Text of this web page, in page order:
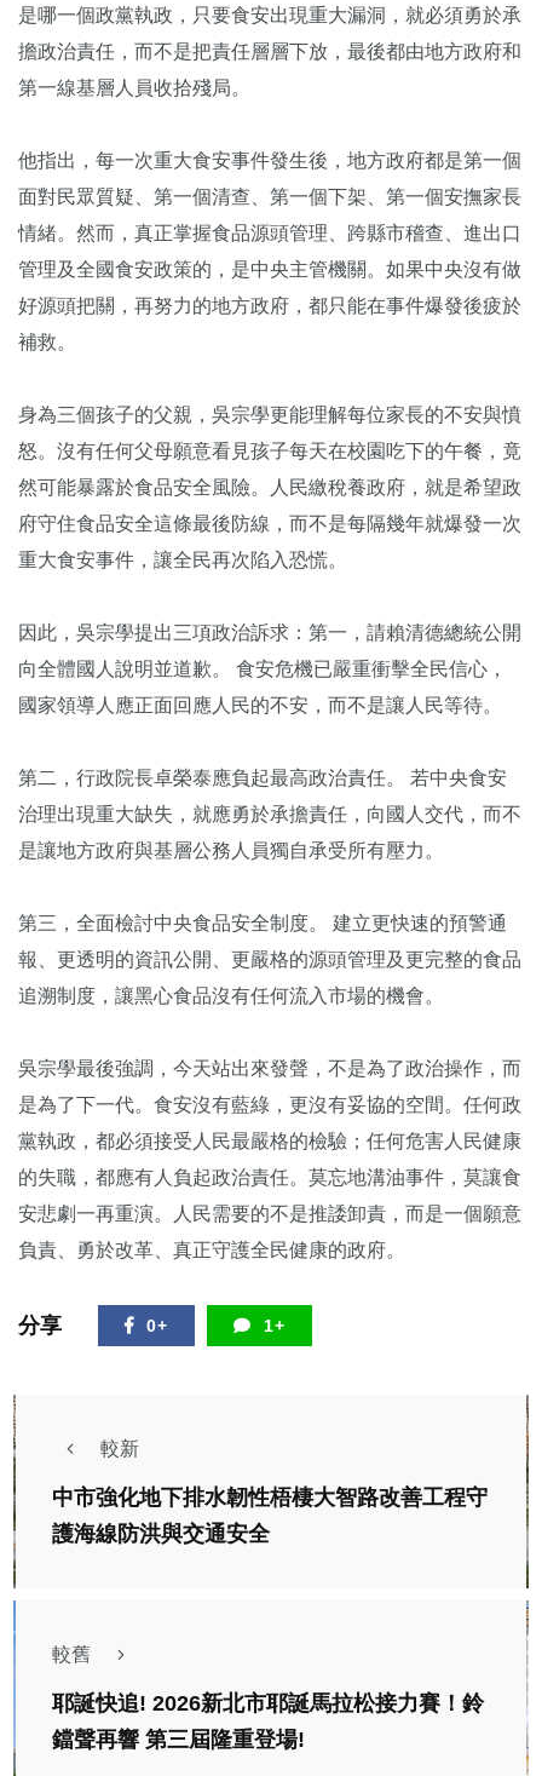
是哪一個政黨執政，只要食安出現重大漏洞，就必須勇於承
擔政治責任，而不是把責任層層下放，最後都由地方政府和
第一線基層人員收拾殘局。
他指出，每一次重大食安事件發生後，地方政府都是第一個
面對民眾質疑、第一個清查、第一個下架、第一個安撫家長
情緒。然而，真正掌握食品源頭管理、跨縣市稽查、進出口
管理及全國食安政策的，是中央主管機關。如果中央沒有做
好源頭把關，再努力的地方政府，都只能在事件爆發後疲於
補救。
身為三個孩子的父親，吳宗學更能理解每位家長的不安與憤
怒。沒有任何父母願意看見孩子每天在校園吃下的午餐，竟
然可能暴露於食品安全風險。人民繳稅養政府，就是希望政
府守住食品安全這條最後防線，而不是每隔幾年就爆發一次
重大食安事件，讓全民再次陷入恐慌。
因此，吳宗學提出三項政治訴求：第一，請賴清德總統公開
向全體國人說明並道歉。 食安危機已嚴重衝擊全民信心，
國家領導人應正面回應人民的不安，而不是讓人民等待。
第二，行政院長卓榮泰應負起最高政治責任。 若中央食安
治理出現重大缺失，就應勇於承擔責任，向國人交代，而不
是讓地方政府與基層公務人員獨自承受所有壓力。
第三，全面檢討中央食品安全制度。 建立更快速的預警通
報、更透明的資訊公開、更嚴格的源頭管理及更完整的食品
追溯制度，讓黑心食品沒有任何流入市場的機會。
吳宗學最後強調，今天站出來發聲，不是為了政治操作，而
是為了下一代。食安沒有藍綠，更沒有妥協的空間。任何政
黨執政，都必須接受人民最嚴格的檢驗；任何危害人民健康
的失職，都應有人負起政治責任。莫忘地溝油事件，莫讓食
安悲劇一再重演。人民需要的不是推諉卸責，而是一個願意
負責、勇於改革、真正守護全民健康的政府。
分享 0+ 1+
較新
中市強化地下排水韌性梧棲大智路改善工程守
護海線防洪與交通安全
較舊
耶誕快追! 2026新北市耶誕馬拉松接力賽！鈴
鐺聲再響 第三屆隆重登場!